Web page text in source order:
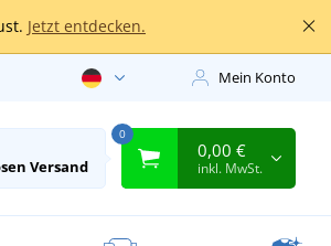
Jetzt entdecken.
Mein Konto
Versand
0
0,00 €
inkl. MwSt.